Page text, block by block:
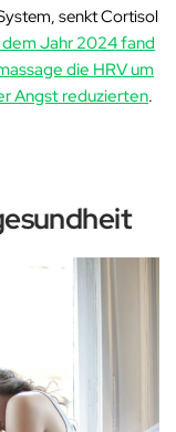
senkt Cortisol
dem Jahr 2024 fand
die HRV um
Angst reduzierten.